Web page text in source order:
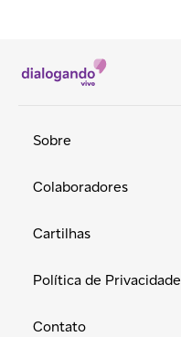
Sobre
Colaboradores
Cartilhas
Política de Privacidade
Contato